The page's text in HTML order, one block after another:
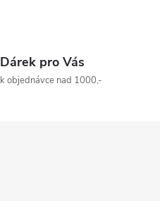
Dárek pro Vás
k objednávce nad 1000,-